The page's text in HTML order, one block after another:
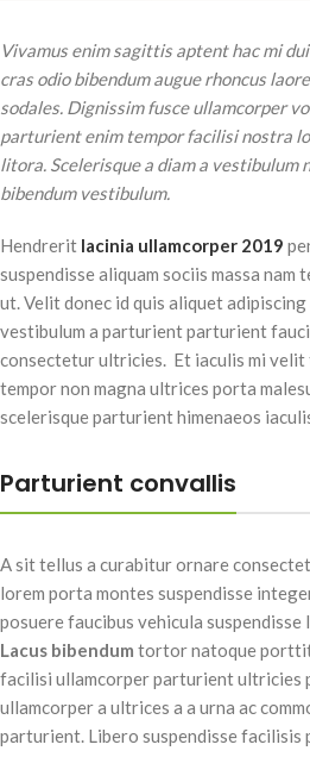
Vivamus enim sagittis aptent hac mi
cras odio bibendum augue rhoncus
sodales. Dignissim fusce ullamcorper
parturient enim tempor facilisi nostra
litora. Scelerisque a diam a vestibulum
bibendum vestibulum.
Hendrerit lacinia ullamcorper 2019
suspendisse aliquam sociis massa nam
ut. Velit donec id quis aliquet adipiscing
vestibulum a parturient parturient
consectetur ultricies. Et iaculis mi velit
tempor non magna ultrices porta
scelerisque parturient himenaeos
Parturient convallis
A sit tellus a curabitur ornare
lorem porta montes suspendisse
posuere faucibus vehicula
Lacus bibendum tortor natoque
facilisi ullamcorper parturient ultricies
ullamcorper a ultrices a a urna ac
parturient. Libero suspendisse facilisis